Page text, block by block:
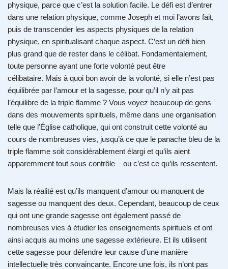
physique, parce que c’est la solution facile. Le défi est d’entrer
dans une relation physique, comme Joseph et moi l’avons fait,
puis de transcender les aspects physiques de la relation
physique, en spiritualisant chaque aspect. C’est un défi bien
plus grand que de rester dans le célibat. Fondamentalement,
toute personne ayant une forte volonté peut être
célibataire. Mais à quoi bon avoir de la volonté, si elle n’est pas
équilibrée par l’amour et la sagesse, pour qu’il n’y ait pas
l’équilibre de la triple flamme ? Vous voyez beaucoup de gens
dans des mouvements spirituels, même dans une organisation
telle que l’Église catholique, qui ont construit cette volonté au
cours de nombreuses vies, jusqu’à ce que le panache bleu de la
triple flamme soit considérablement élargi et qu’ils aient
apparemment tout sous contrôle – ou c’est ce qu’ils ressentent.
Mais la réalité est qu’ils manquent d’amour ou manquent de
sagesse ou manquent des deux. Cependant, beaucoup de ceux
qui ont une grande sagesse ont également passé de
nombreuses vies à étudier les enseignements spirituels et ont
ainsi acquis au moins une sagesse extérieure. Et ils utilisent
cette sagesse pour défendre leur cause d’une manière
intellectuelle très convaincante. Encore une fois, ils n’ont pas